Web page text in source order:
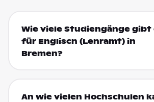
Wie viele Studiengänge gibt
für Englisch (Lehramt) in
Bremen?
An wie vielen Hochschulen